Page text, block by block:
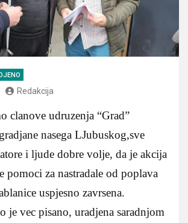
Redakcija
clanove udruzenja “Grad”
nasega LJubuskog,sve
i ljude dobre volje, da je akcija
pomoci za nastradale od poplava
uspjesno zavrsena.
je vec pisano, uradjena saradnjom